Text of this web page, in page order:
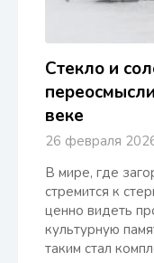
Стекло и
веке
26 февраля
В мире, где
стремится к
ценно видеть
культурную
таким стал